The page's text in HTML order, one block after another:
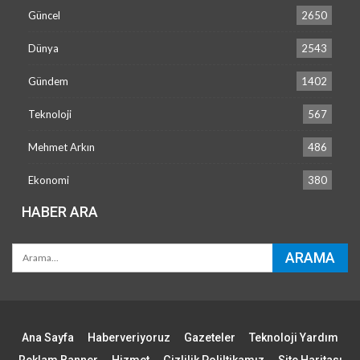
Güncel 2650
Dünya 2543
Gündem 1402
Teknoloji 567
Mehmet Arkın 486
Ekonomi 380
HABER ARA
Ana Sayfa Haberveriyoruz Gazeteler
Teknoloji Yardım